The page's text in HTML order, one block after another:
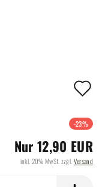
-23%
Nur 12,90 EUR
inkl. 20% MwSt. zzgl.Versand